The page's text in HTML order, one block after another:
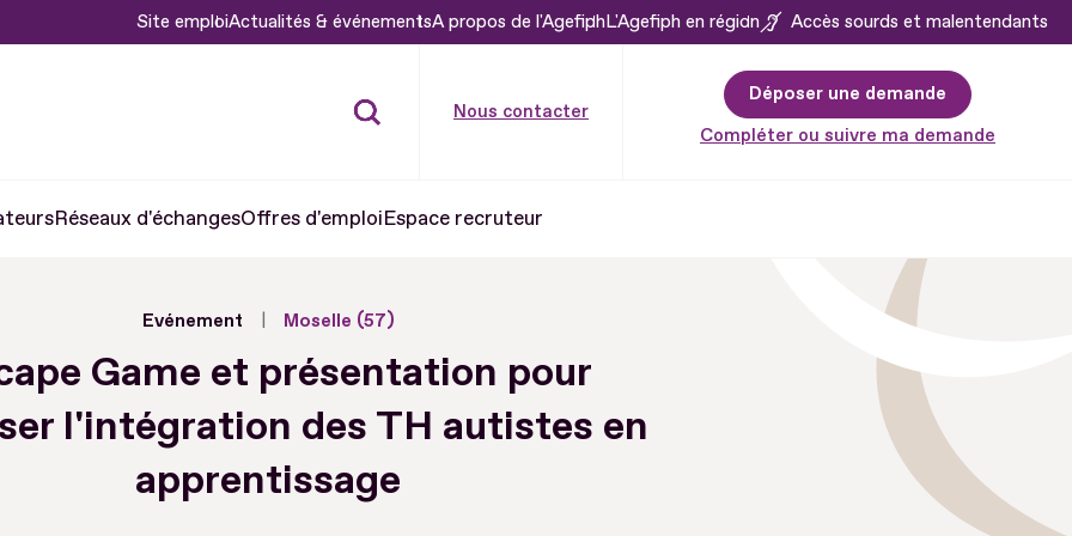
Site emploiActualités & événementsA propos de l'AgefiphL'Agefiph en région Accès sourds et malentendants
Nous contacter
Déposer une demande
Compléter ou suivre ma demande
Réseaux d'échangesOffres d'emploiEspace recruteur
Evénement Moselle (57)
Game et présentation pour
l'intégration des TH autistes en
apprentissage